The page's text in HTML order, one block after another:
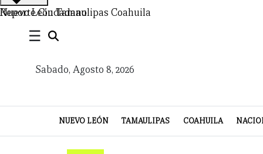
Nuevo LeónTamaulipas Coahuila
Reporte Ciudadano
☰
Sabado, Agosto 8, 2026
NUEVO LEÓN TAMAULIPAS COAHUILA
NUEVO
TAMAULIPAS
COAHUILA
NACIONAL
INTERNACIONAL
FINANZAS
OPINIÓN
DEPORTES
ESPECTÁCULOS
TENDENCIA
ESTILO
VIDA
PODCAST
CONTACTO
NEWSLETTER
HEMEROTECA
SUPLEMENTOS